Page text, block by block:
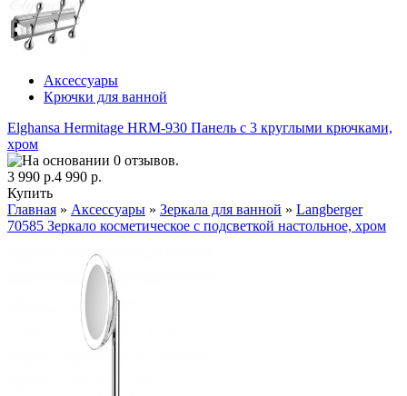
Аксессуары
Крючки для ванной
Elghansa Hermitage HRM-930 Панель с 3 круглыми крючками,
хром
3 990 р.4 990 р.
Купить
Главная » Аксессуары » Зеркала для ванной » Langberger
70585 Зеркало косметическое с подсветкой настольное, хром